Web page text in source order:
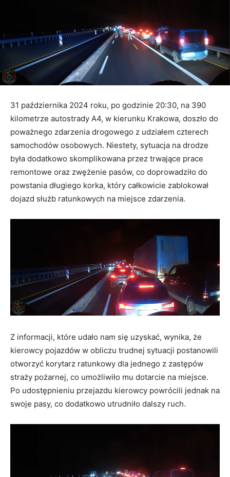
31 października 2024 roku, po godzinie 20:30, na 390
kilometrze autostrady A4, w kierunku Krakowa, doszło do
poważnego zdarzenia drogowego z udziałem czterech
samochodów osobowych. Niestety, sytuacja na drodze
była dodatkowo skomplikowana przez trwające prace
remontowe oraz zwężenie pasów, co doprowadziło do
powstania długiego korka, który całkowicie zablokował
dojazd służb ratunkowych na miejsce zdarzenia.
Z informacji, które udało nam się uzyskać, wynika, że
kierowcy pojazdów w obliczu trudnej sytuacji postanowili
otworzyć korytarz ratunkowy dla jednego z zastępów
straży pożarnej, co umożliwiło mu dotarcie na miejsce.
Po udostępnieniu przejazdu kierowcy powrócili jednak na
swoje pasy, co dodatkowo utrudniło dalszy ruch.